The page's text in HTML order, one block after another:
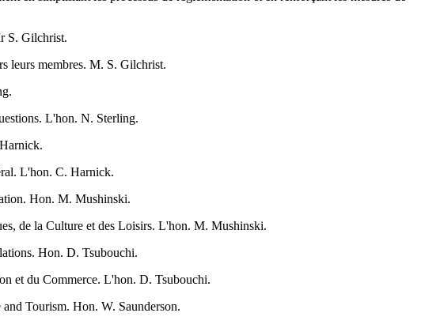
S. Gilchrist.
leurs membres. M. S. Gilchrist.
L'hon. N. Sterling.
L'hon. C. Harnick.
Hon. M. Mushinski.
de la Culture et des Loisirs. L'hon. M. Mushinski.
Hon. D. Tsubouchi.
et du Commerce. L'hon. D. Tsubouchi.
Tourism. Hon. W. Saunderson.